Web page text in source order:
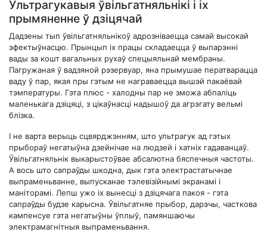
Ультрагукавыя ўвільгатняльнікі і іх
прымяненне ў дзіцячай
Дадзены тып ўвільгатняльнікоў адрозніваецца самай высокай
эфектыўнасцю. Прынцып іх працы складаецца ў выпарэнні
вады за кошт вагальных рухаў спецыяльнай мембраны.
Пагружаная ў вадзяной рэзервуар, яна прымушае ператварацца
ваду ў пар, якая пры гэтым не награваецца вышэй пакаёвай
тэмпературы. Гэта плюс - халодны пар не зможа абпаліць
маленькага дзіцяці, з цікаўнасці надышоў да агрэгату вельмі
блізка.
І не варта верыць сцвярджэнням, што ультрагук ад гэтых
прыбораў негатыўна дзейнічае на людзей і хатніх гадаванцаў.
Ўвільгатняльнік выкарыстоўвае абсалютна бяспечныя частоты.
А вось што сапраўды шкодна, дык гэта электрастатычнае
выпраменьванне, выпусканае тэлевізійнымі экранамі і
маніторамі. Лепш ужо іх вынесці з дзіцячага пакоя - гэта
сапраўды будзе карысна. Ўвільгатняе прыбор, дарэчы, часткова
кампенсуе гэта негатыўны ўплыў, памяншаючы
электрамагнітныя выпраменьвання.